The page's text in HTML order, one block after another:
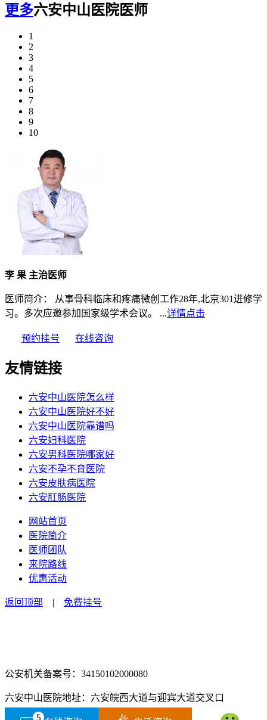
更多六安中山医院医师
1
2
3
4
5
6
7
8
9
10
李 果 主治医师
医师简介： 从事骨科临床和疼痛微创工作28年,北京301进修学
习。多次应邀参加国家级学术会议。 ...详情点击
预约挂号 在线咨询
友情链接
六安中山医院怎么样
六安中山医院好不好
六安中山医院靠谱吗
六安妇科医院
六安男科医院哪家好
六安不孕不育医院
六安皮肤病医院
六安肛肠医院
网站首页
医院简介
医师团队
来院路线
优惠活动
返回顶部 | 免费挂号
公安机关备案号：34150102000080
六安中山医院地址：六安皖西大道与迎宾大道交叉口